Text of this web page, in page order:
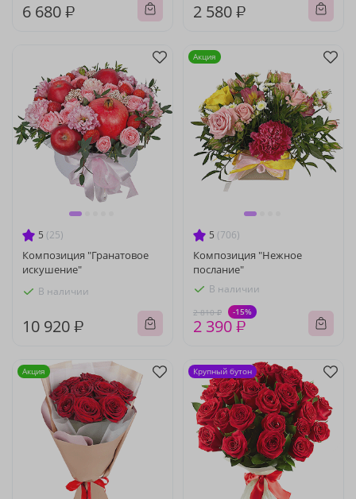
6 680 ₽ 2 580 ₽
5 (25)
Композиция "Гранатовое
искушение"
В наличии
10 920 ₽
5 (706)
Композиция "Нежное
послание"
В наличии
2 810 ₽ -15%
2 390 ₽
Акция
Акция Крупный бутон